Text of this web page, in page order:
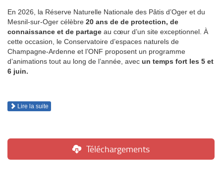
En 2026, la Réserve Naturelle Nationale des Pâtis d’Oger et du
Mesnil-sur-Oger célèbre 20 ans de de protection, de
connaissance et de partage au cœur d’un site exceptionnel. À
cette occasion, le Conservatoire d’espaces naturels de
Champagne-Ardenne et l’ONF proposent un programme
d’animations tout au long de l’année, avec un temps fort les 5 et
6 juin.
Lire la suite
Téléchargements